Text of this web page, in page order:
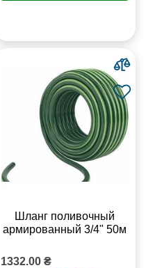
Шланг поливочный
армированный 3/4" 50м
1332.00 ₴